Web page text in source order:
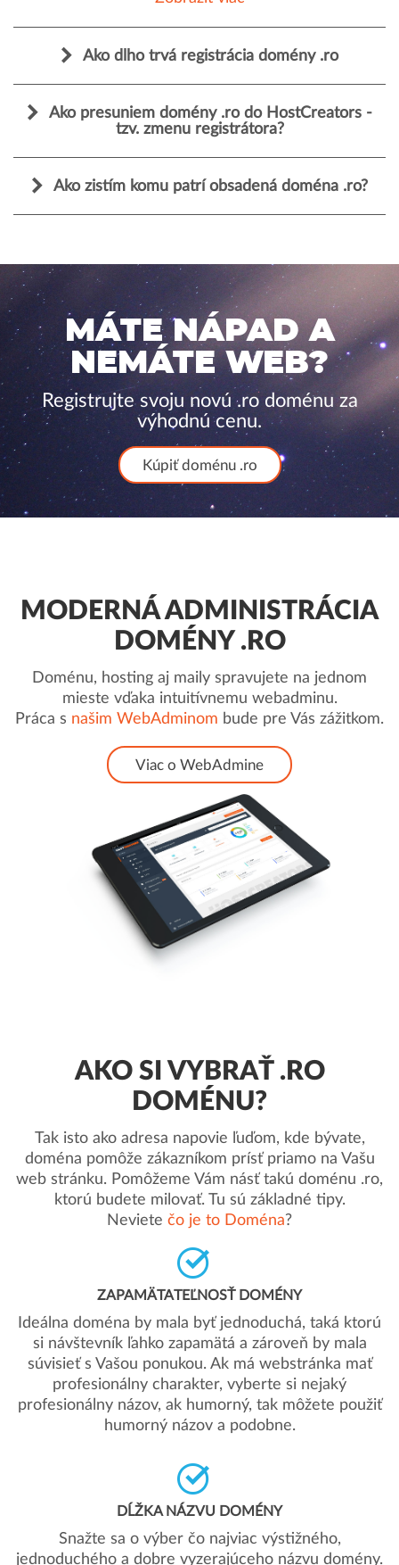
Ako dlho trvá registrácia domény .ro
Ako presuniem domény .ro do HostCreators -
tzv. zmenu registrátora?
Ako zistím komu patrí obsadená doména .ro?
MÁTE NÁPAD A
NEMÁTE WEB?
Registrujte svoju novú .ro doménu za
výhodnú cenu.
Kúpiť doménu .ro
MODERNÁ ADMINISTRÁCIA
DOMÉNY .RO
Doménu, hosting aj maily spravujete na jednom
mieste vďaka intuitívnemu webadminu.
Práca s našim WebAdminom bude pre Vás zážitkom.
Viac o WebAdmine
AKO SI VYBRAŤ .RO
DOMÉNU?
Tak isto ako adresa napovie ľuďom, kde bývate,
doména pomôže zákazníkom prísť priamo na Vašu
web stránku. Pomôžeme Vám násť takú doménu .ro,
ktorú budete milovať. Tu sú základné tipy.
Neviete čo je to Doména?
ZAPAMÄTATEĽNOSŤ DOMÉNY
Ideálna doména by mala byť jednoduchá, taká ktorú
si návštevník ľahko zapamätá a zároveň by mala
súvisieť s Vašou ponukou. Ak má webstránka mať
profesionálny charakter, vyberte si nejaký
profesionálny názov, ak humorný, tak môžete použiť
humorný názov a podobne.
DĹŽKA NÁZVU DOMÉNY
Snažte sa o výber čo najviac výstižného,
jednoduchého a dobre vyzerajúceho názvu domény.